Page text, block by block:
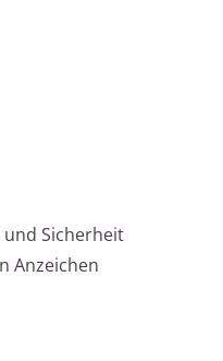
Sicherheit
Anzeichen